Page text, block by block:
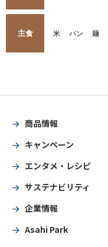
主食 米 パン 麺
商品情報
キャンペーン
エンタメ・レシピ
サステナビリティ
企業情報
Asahi Park